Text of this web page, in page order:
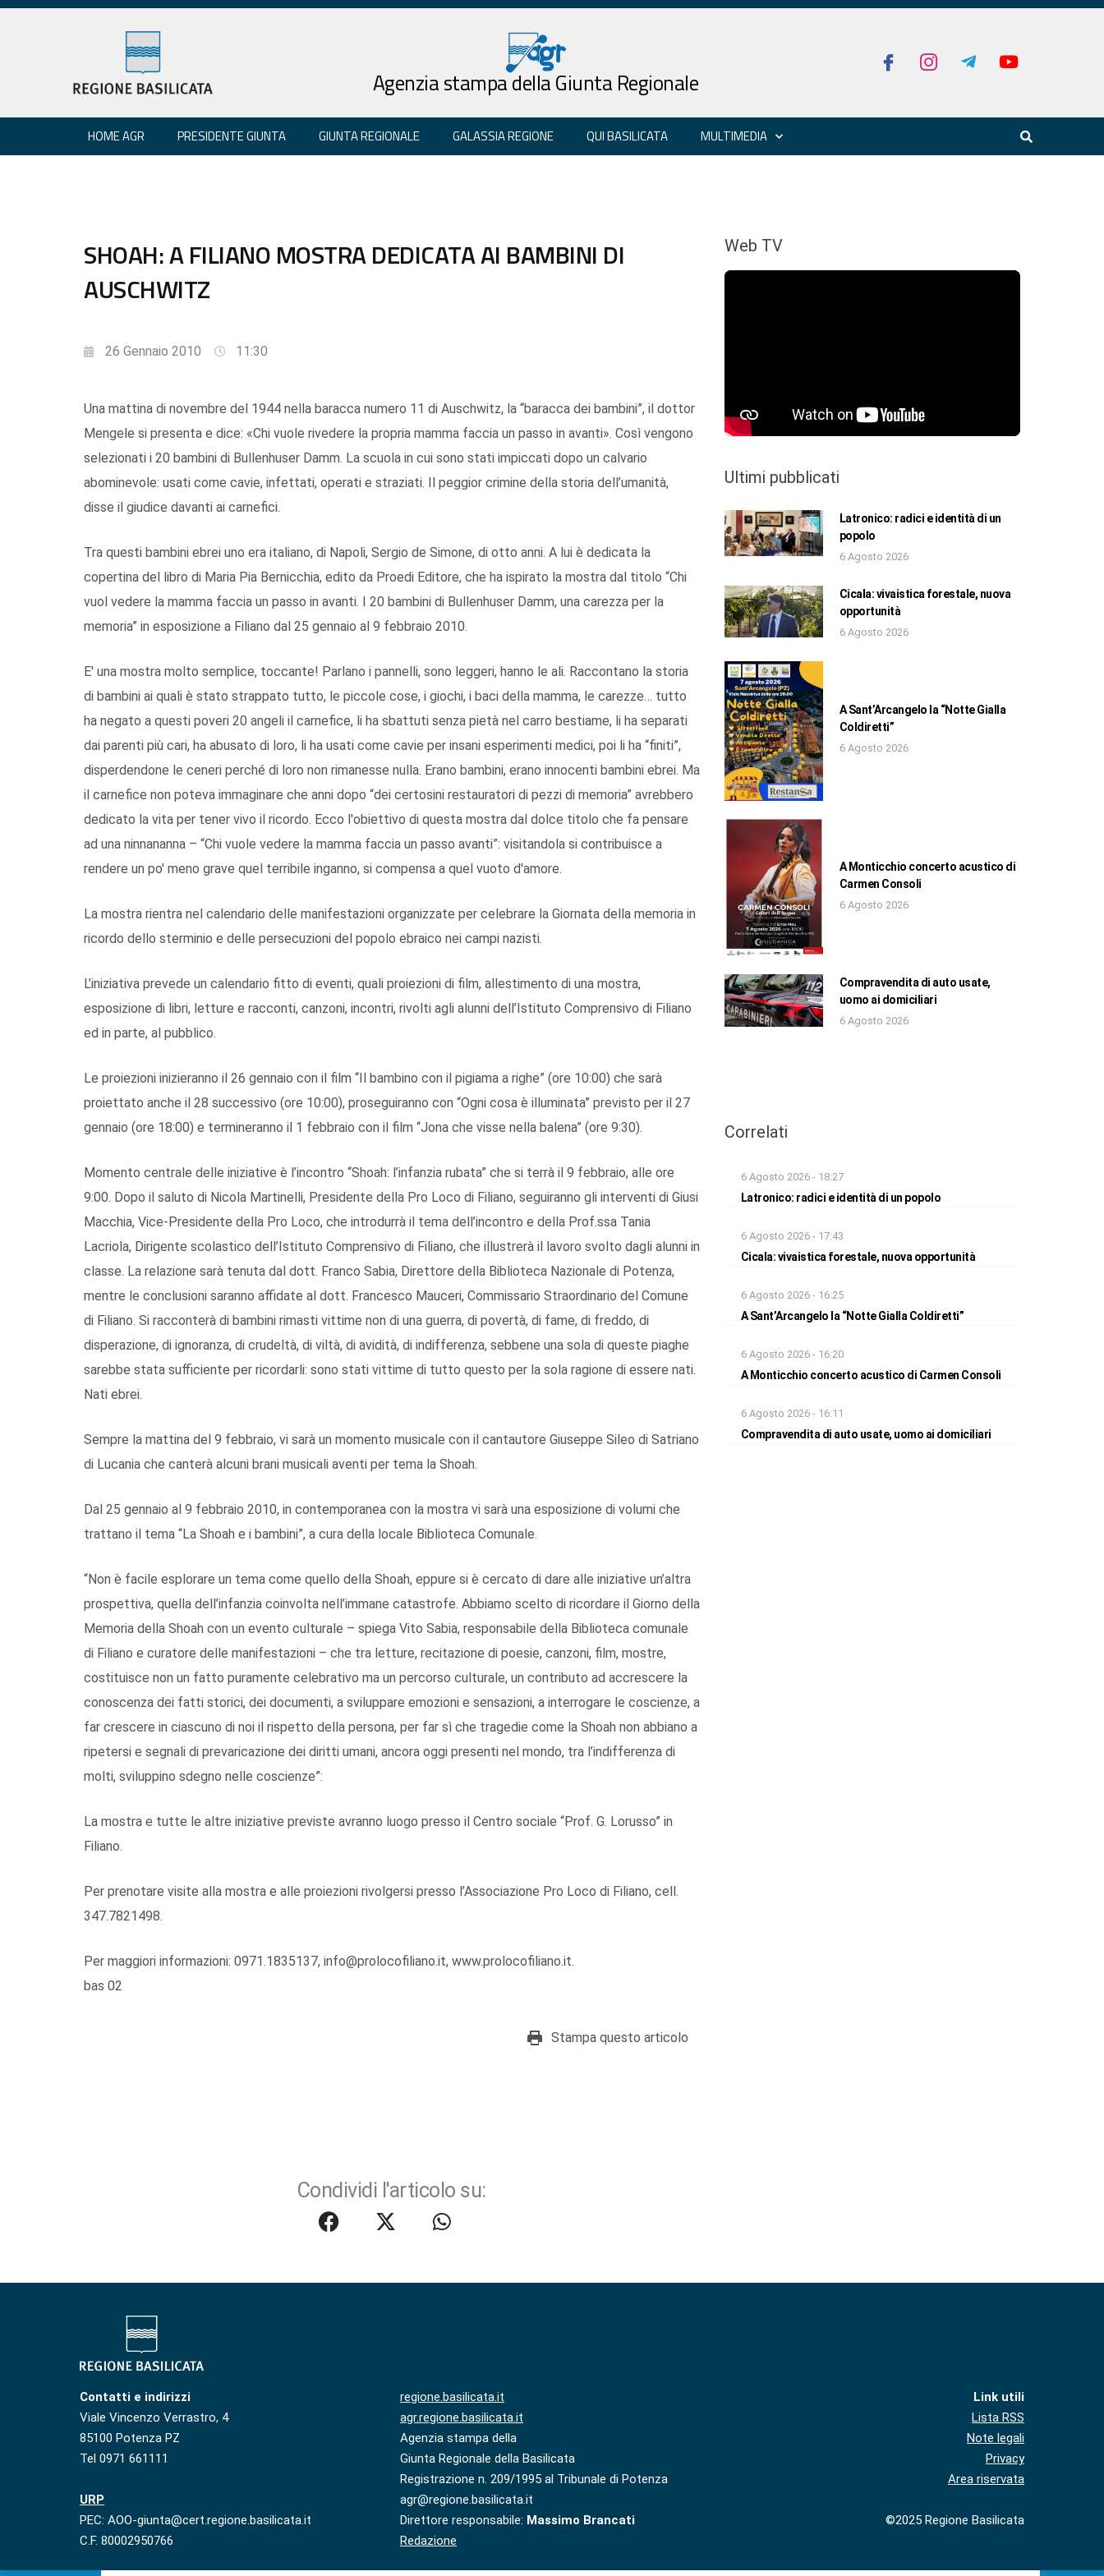
Agenzia stampa della Giunta Regionale
HOME AGR PRESIDENTE GIUNTA GIUNTA REGIONALE GALASSIA REGIONE QUI BASILICATA MULTIMEDIA
SHOAH: A FILIANO MOSTRA DEDICATA AI BAMBINI DI
AUSCHWITZ
26 Gennaio 2010 11:30
Una mattina di novembre del 1944 nella baracca numero 11 di Auschwitz, la “baracca dei bambini”, il dottor
Mengele si presenta e dice: «Chi vuole rivedere la propria mamma faccia un passo in avanti». Così vengono
selezionati i 20 bambini di Bullenhuser Damm. La scuola in cui sono stati impiccati dopo un calvario
abominevole: usati come cavie, infettati, operati e straziati. Il peggior crimine della storia dell’umanità,
disse il giudice davanti ai carnefici.
Tra questi bambini ebrei uno era italiano, di Napoli, Sergio de Simone, di otto anni. A lui è dedicata la
copertina del libro di Maria Pia Bernicchia, edito da Proedi Editore, che ha ispirato la mostra dal titolo “Chi
vuol vedere la mamma faccia un passo in avanti. I 20 bambini di Bullenhuser Damm, una carezza per la
memoria” in esposizione a Filiano dal 25 gennaio al 9 febbraio 2010.
E' una mostra molto semplice, toccante! Parlano i pannelli, sono leggeri, hanno le ali. Raccontano la storia
di bambini ai quali è stato strappato tutto, le piccole cose, i giochi, i baci della mamma, le carezze… tutto
ha negato a questi poveri 20 angeli il carnefice, li ha sbattuti senza pietà nel carro bestiame, li ha separati
dai parenti più cari, ha abusato di loro, li ha usati come cavie per insani esperimenti medici, poi li ha “finiti”,
disperdendone le ceneri perché di loro non rimanesse nulla. Erano bambini, erano innocenti bambini ebrei. Ma
il carnefice non poteva immaginare che anni dopo “dei certosini restauratori di pezzi di memoria” avrebbero
dedicato la vita per tener vivo il ricordo. Ecco l'obiettivo di questa mostra dal dolce titolo che fa pensare
ad una ninnananna – “Chi vuole vedere la mamma faccia un passo avanti”: visitandola si contribuisce a
rendere un po' meno grave quel terribile inganno, si compensa a quel vuoto d'amore.
La mostra rientra nel calendario delle manifestazioni organizzate per celebrare la Giornata della memoria in
ricordo dello sterminio e delle persecuzioni del popolo ebraico nei campi nazisti.
L’iniziativa prevede un calendario fitto di eventi, quali proiezioni di film, allestimento di una mostra,
esposizione di libri, letture e racconti, canzoni, incontri, rivolti agli alunni dell’Istituto Comprensivo di Filiano
ed in parte, al pubblico.
Le proiezioni inizieranno il 26 gennaio con il film “Il bambino con il pigiama a righe” (ore 10:00) che sarà
proiettato anche il 28 successivo (ore 10:00), proseguiranno con “Ogni cosa è illuminata” previsto per il 27
gennaio (ore 18:00) e termineranno il 1 febbraio con il film “Jona che visse nella balena” (ore 9:30).
Momento centrale delle iniziative è l’incontro “Shoah: l’infanzia rubata” che si terrà il 9 febbraio, alle ore
9:00. Dopo il saluto di Nicola Martinelli, Presidente della Pro Loco di Filiano, seguiranno gli interventi di Giusi
Macchia, Vice-Presidente della Pro Loco, che introdurrà il tema dell’incontro e della Prof.ssa Tania
Lacriola, Dirigente scolastico dell’Istituto Comprensivo di Filiano, che illustrerà il lavoro svolto dagli alunni in
classe. La relazione sarà tenuta dal dott. Franco Sabia, Direttore della Biblioteca Nazionale di Potenza,
mentre le conclusioni saranno affidate al dott. Francesco Mauceri, Commissario Straordinario del Comune
di Filiano. Si racconterà di bambini rimasti vittime non di una guerra, di povertà, di fame, di freddo, di
disperazione, di ignoranza, di crudeltà, di viltà, di avidità, di indifferenza, sebbene una sola di queste piaghe
sarebbe stata sufficiente per ricordarli: sono stati vittime di tutto questo per la sola ragione di essere nati.
Nati ebrei.
Sempre la mattina del 9 febbraio, vi sarà un momento musicale con il cantautore Giuseppe Sileo di Satriano
di Lucania che canterà alcuni brani musicali aventi per tema la Shoah.
Dal 25 gennaio al 9 febbraio 2010, in contemporanea con la mostra vi sarà una esposizione di volumi che
trattano il tema “La Shoah e i bambini”, a cura della locale Biblioteca Comunale.
“Non è facile esplorare un tema come quello della Shoah, eppure si è cercato di dare alle iniziative un’altra
prospettiva, quella dell’infanzia coinvolta nell’immane catastrofe. Abbiamo scelto di ricordare il Giorno della
Memoria della Shoah con un evento culturale – spiega Vito Sabia, responsabile della Biblioteca comunale
di Filiano e curatore delle manifestazioni – che tra letture, recitazione di poesie, canzoni, film, mostre,
costituisce non un fatto puramente celebrativo ma un percorso culturale, un contributo ad accrescere la
conoscenza dei fatti storici, dei documenti, a sviluppare emozioni e sensazioni, a interrogare le coscienze, a
far crescere in ciascuno di noi il rispetto della persona, per far sì che tragedie come la Shoah non abbiano a
ripetersi e segnali di prevaricazione dei diritti umani, ancora oggi presenti nel mondo, tra l’indifferenza di
molti, sviluppino sdegno nelle coscienze”:
La mostra e tutte le altre iniziative previste avranno luogo presso il Centro sociale “Prof. G. Lorusso” in
Filiano.
Per prenotare visite alla mostra e alle proiezioni rivolgersi presso l’Associazione Pro Loco di Filiano, cell.
347.7821498.
Per maggiori informazioni: 0971.1835137, info@prolocofiliano.it, www.prolocofiliano.it.
bas 02
Stampa questo articolo
Condividi l'articolo su:
Web TV
Ultimi pubblicati
Latronico: radici e identità di un
popolo
6 Agosto 2026
Cicala: vivaistica forestale, nuova
opportunità
6 Agosto 2026
A Sant’Arcangelo la “Notte Gialla
Coldiretti”
6 Agosto 2026
A Monticchio concerto acustico di
Carmen Consoli
6 Agosto 2026
Compravendita di auto usate,
uomo ai domiciliari
6 Agosto 2026
Correlati
6 Agosto 2026 - 18:27
Latronico: radici e identità di un popolo
6 Agosto 2026 - 17:43
Cicala: vivaistica forestale, nuova opportunità
6 Agosto 2026 - 16:25
A Sant’Arcangelo la “Notte Gialla Coldiretti”
6 Agosto 2026 - 16:20
A Monticchio concerto acustico di Carmen Consoli
6 Agosto 2026 - 16:11
Compravendita di auto usate, uomo ai domiciliari
Contatti e indirizzi
Viale Vincenzo Verrastro, 4
85100 Potenza PZ
Tel 0971 661111
URP
PEC: AOO-giunta@cert.regione.basilicata.it
C.F. 80002950766
regione.basilicata.it
agr.regione.basilicata.it
Agenzia stampa della
Giunta Regionale della Basilicata
Registrazione n. 209/1995 al Tribunale di Potenza
agr@regione.basilicata.it
Direttore responsabile: Massimo Brancati
Redazione
Link utili
Lista RSS
Note legali
Privacy
Area riservata
©2025 Regione Basilicata